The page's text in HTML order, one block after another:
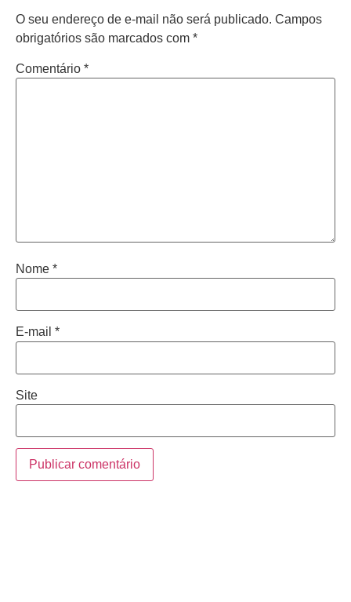
O seu endereço de e-mail não será publicado. Campos
obrigatórios são marcados com *
Comentário *
Nome *
E-mail *
Site